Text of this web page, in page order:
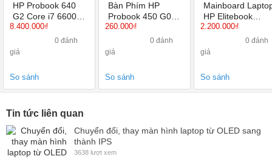
HP Probook 640
G2 Core i7 6600U,
Ram 4Gb, SSD
120Gb, 14 inch,
HD Graphics 520
8.400.000₫
0 đánh
giá
So sánh
Bàn Phím HP
Probook 450 G0,
450 G1, 450 G2
260.000₫
0 đánh
giá
So sánh
Mainboard
HP Elitebook
8470P
2.200.000₫
0 đánh
giá
So sánh
Tin tức liên quan
Chuyển đổi, thay màn hình laptop từ OLED sang
thành IPS
3638 lượt xem